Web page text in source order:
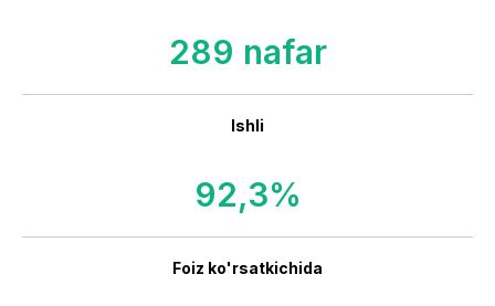
289 nafar
Ishli
92,3%
Foiz ko'rsatkichida